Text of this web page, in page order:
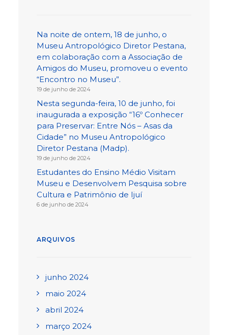
Na noite de ontem, 18 de junho, o
Museu Antropológico Diretor Pestana,
em colaboração com a Associação de
Amigos do Museu, promoveu o evento
“Encontro no Museu”.
19 de junho de 2024
Nesta segunda-feira, 10 de junho, foi
inaugurada a exposição “16º Conhecer
para Preservar: Entre Nós – Asas da
Cidade” no Museu Antropológico
Diretor Pestana (Madp).
19 de junho de 2024
Estudantes do Ensino Médio Visitam
Museu e Desenvolvem Pesquisa sobre
Cultura e Patrimônio de Ijuí
6 de junho de 2024
ARQUIVOS
junho 2024
maio 2024
abril 2024
março 2024